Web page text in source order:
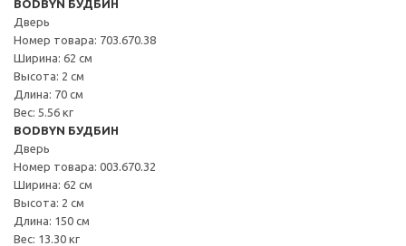
BODBYN БУДБИН
Дверь
Номер товара: 703.670.38
Ширина: 62 см
Высота: 2 см
Длина: 70 см
Вес: 5.56 кг
BODBYN БУДБИН
Дверь
Номер товара: 003.670.32
Ширина: 62 см
Высота: 2 см
Длина: 150 см
Вес: 13.30 кг